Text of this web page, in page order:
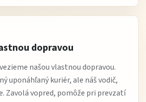
často zadarmo pri vyššej
aj predsiene.
dopravou
našou vlastnou dopravou.
uponáhľaný kuriér, ale náš vodič,
Zavolá vopred, pomôže pri prevzatí